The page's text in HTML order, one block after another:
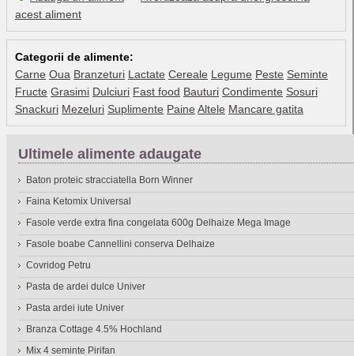
acest aliment
Categorii de alimente:
Carne Oua Branzeturi Lactate Cereale Legume Peste Seminte
Fructe Grasimi Dulciuri Fast food Bauturi Condimente Sosuri
Snackuri Mezeluri Suplimente Paine Altele Mancare gatita
Ultimele alimente adaugate
Baton proteic stracciatella Born Winner
Faina Ketomix Universal
Fasole verde extra fina congelata 600g Delhaize Mega Image
Fasole boabe Cannellini conserva Delhaize
Covridog Petru
Pasta de ardei dulce Univer
Pasta ardei iute Univer
Branza Cottage 4.5% Hochland
Mix 4 seminte Pirifan